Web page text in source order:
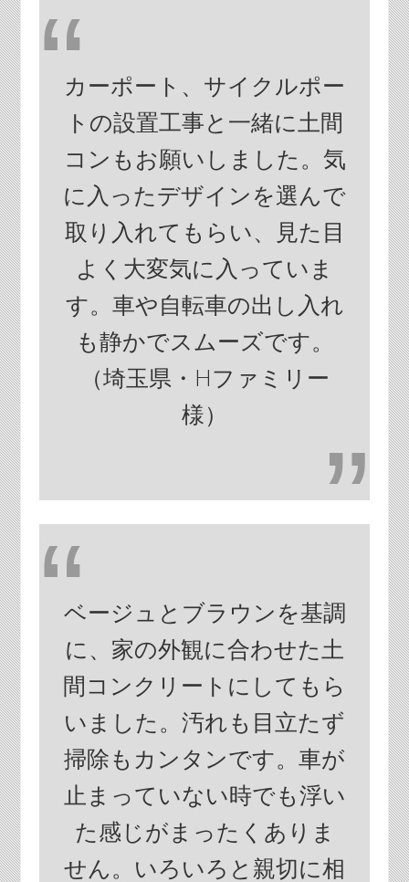
カーポート、サイクルポー
トの設置工事と一緒に土間
コンもお願いしました。気
に入ったデザインを選んで
取り入れてもらい、見た目
よく大変気に入っていま
す。車や自転車の出し入れ
も静かでスムーズです。
（埼玉県・Hファミリー
様）
ベージュとブラウンを基調
に、家の外観に合わせた土
間コンクリートにしてもら
いました。汚れも目立たず
掃除もカンタンです。車が
止まっていない時でも浮い
た感じがまったくありま
せん。いろいろと親切に相